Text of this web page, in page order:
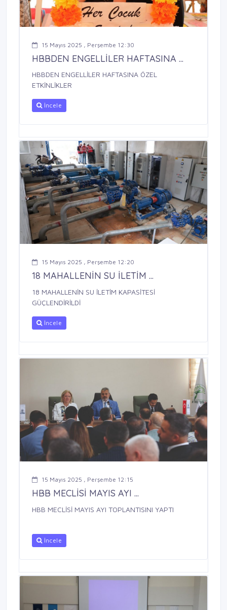
15 Mayıs 2025 , Perşembe 12:30
HBBDEN ENGELLİLER HAFTASINA ...
HBBDEN ENGELLİLER HAFTASINA ÖZEL
ETKİNLİKLER
İncele
15 Mayıs 2025 , Perşembe 12:20
18 MAHALLENİN SU İLETİM ...
18 MAHALLENİN SU İLETİM KAPASİTESİ
GÜÇLENDİRİLDİ
İncele
15 Mayıs 2025 , Perşembe 12:15
HBB MECLİSİ MAYIS AYI ...
HBB MECLİSİ MAYIS AYI TOPLANTISINI YAPTI
İncele